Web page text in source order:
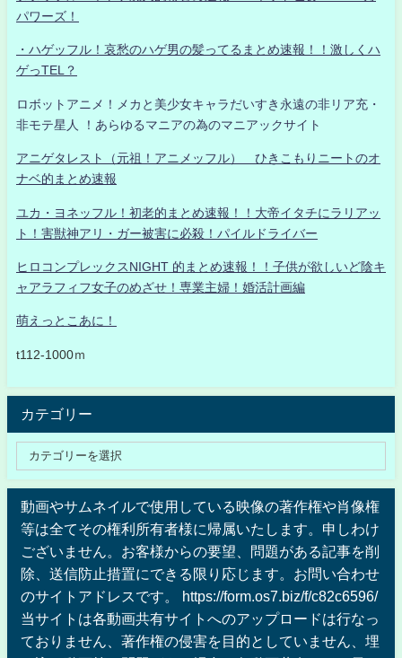
パワーズ！
・ハゲッフル！哀愁のハゲ男の髪ってるまとめ速報！！激しくハ
ゲっTEL？
ロボットアニメ！メカと美少女キャラだいすき永遠の非リア充・
非モテ星人 ！あらゆるマニアの為のマニアックサイト
アニゲタレスト（元祖！アニメッフル） ひきこもりニートのオ
ナベ的まとめ速報
ユカ・ヨネッフル！初老的まとめ速報！！大帝イタチにラリアッ
ト！害獣神アリ・ガー被害に必殺！パイルドライバー
ヒロコンプレックスNIGHT 的まとめ速報！！子供が欲しいど陰キ
ャアラフィフ女子のめざせ！専業主婦！婚活計画編
萌えっとこあに！
t112-1000ｍ
カテゴリー
動画やサムネイルで使用している映像の著作権や肖像権
等は全てその権利所有者様に帰属いたします。申しわけ
ございません。お客様からの要望、問題がある記事を削
除、送信防止措置にできる限り応じます。お問い合わせ
のサイトアドレスです。 https://form.os7.biz/f/c82c6596/
当サイトは各動画共有サイトへのアップロードは行なっ
ておりません、著作権の侵害を目的としていません、埋